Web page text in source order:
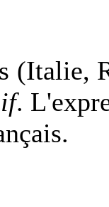
(Italie,
.